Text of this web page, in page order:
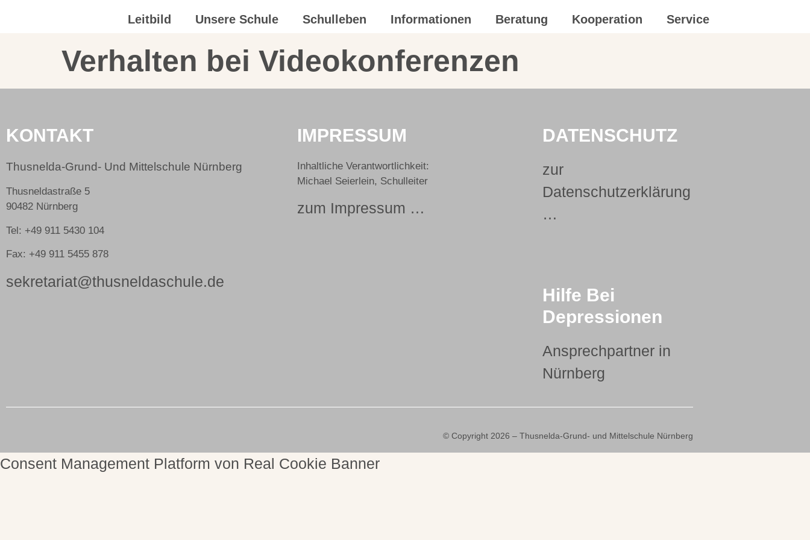
Leitbild Unsere Schule Schulleben Informationen Beratung Kooperation Service
Verhalten bei Videokonferenzen
KONTAKT
Thusnelda-Grund- Und Mittelschule Nürnberg
Thusneldastraße 5
90482 Nürnberg
Tel: +49 911 5430 104
Fax: +49 911 5455 878
sekretariat@thusneldaschule.de
IMPRESSUM
Inhaltliche Verantwortlichkeit:
Michael Seierlein, Schulleiter
zum Impressum …
DATENSCHUTZ
zur
Datenschutzerklärung
…
Hilfe Bei
Depressionen
Ansprechpartner in
Nürnberg
© Copyright 2026 – Thusnelda-Grund- und Mittelschule Nürnberg
Consent Management Platform von Real Cookie Banner